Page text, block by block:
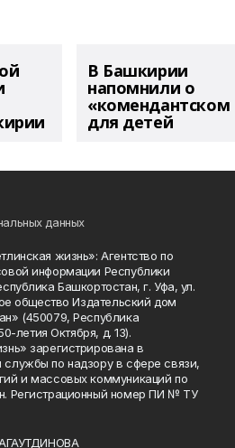
В Башкирии
напомнили о
«комендантском
для детей
данных
жизнь»: Агентство по
информации Республики
Башкортостан, г. Уфа, ул.
общество Издательский дом
(450079, Республика
летия Октября, д. 13).
зарегистрирована в
по надзору в сфере связи,
и массовых коммуникаций по
Регистрационный номер ПИ № ТУ